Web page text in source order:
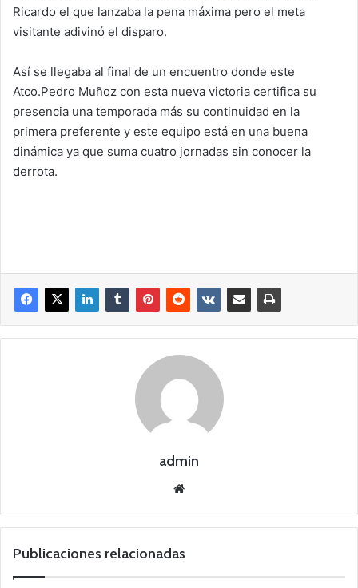
Ricardo el que lanzaba la pena máxima pero el meta
visitante adivinó el disparo.
Así se llegaba al final de un encuentro donde este
Atco.Pedro Muñoz con esta nueva victoria certifica su
presencia una temporada más su continuidad en la
primera preferente y este equipo está en una buena
dinámica ya que suma cuatro jornadas sin conocer la
derrota.
admin
we
Publicaciones relacionadas